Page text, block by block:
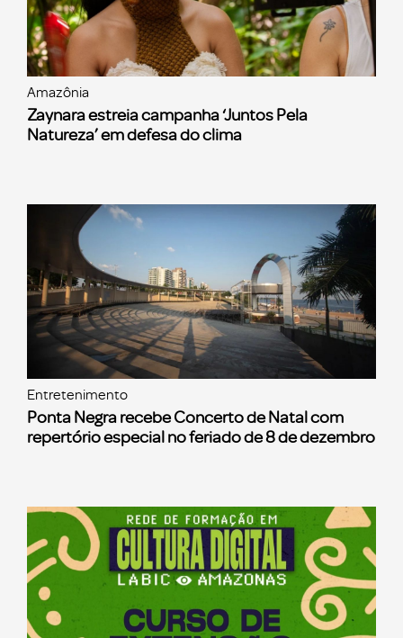
Amazônia
Zaynara estreia campanha ‘Juntos Pela
Natureza’ em defesa do clima
Entretenimento
Ponta Negra recebe Concerto de Natal com
repertório especial no feriado de 8 de dezembro